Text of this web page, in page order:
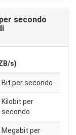
secondo
s)
Bit per secondo
Kilobit per
secondo
Megabit per